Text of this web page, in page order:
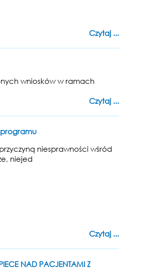
Czytaj ...
wniosków w ramach
Czytaj ...
programu
niesprawności wśród
niejed
Czytaj ...
NAD PACJENTAMI Z